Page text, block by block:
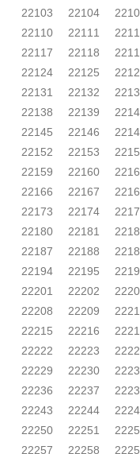
22103
22104
22110
22111
22117
22118
22124
22125
22131
22132
22138
22139
22145
22146
22152
22153
22159
22160
22166
22167
22173
22174
22180
22181
22187
22188
22194
22195
22201
22202
22208
22209
22215
22216
22222
22223
22229
22230
22236
22237
22243
22244
22250
22251
22257
22258